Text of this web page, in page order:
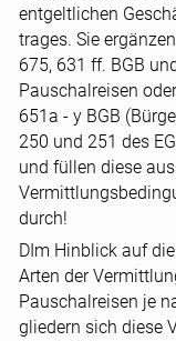
entgeltlichen
trages. Sie
675, 631 ff. BGB
Pauschalreisen
651a - y BGB
250 und 251 des
und füllen diese
durch!
DIm Hinblick auf
Arten der
Pauschalreisen je
gliedern sich diese